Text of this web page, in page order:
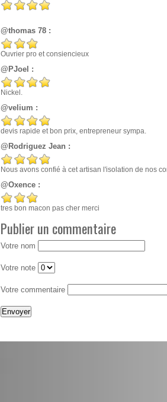
@thomas 78 :
Ouvrier pro et consiencieux
@PJoel :
Nickel.
@velium :
devis rapide et bon prix, entrepreneur sympa.
@Rodriguez Jean :
Nous avons confié à cet artisan l'isolation de nos
@Oxence :
tres bon macon pas cher merci
Publier un commentaire
Votre nom
Votre note
Votre commentaire